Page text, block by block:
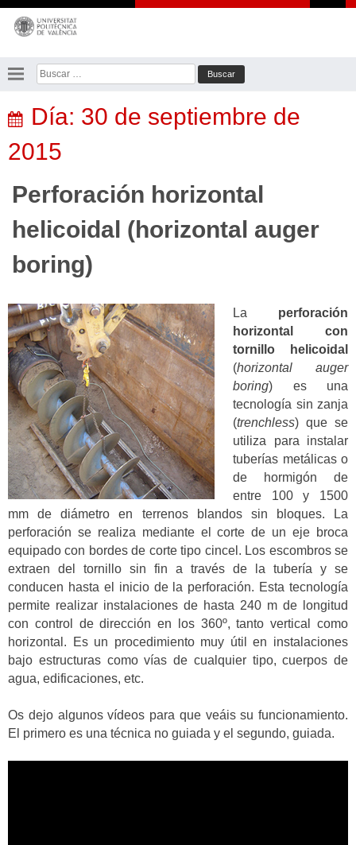
Saltar
contenido
Buscar:
Día: 30 de septiembre de
2015
Perforación horizontal
helicoidal (horizontal auger
boring)
La perforación
horizontal con
tornillo helicoidal
(horizontal auger
boring) es una
tecnología sin zanja
(trenchless) que se
utiliza para instalar
tuberías metálicas o
de hormigón de
entre 100 y 1500
mm de diámetro en terrenos blandos sin bloques. La
perforación se realiza mediante el corte de un eje broca
equipado con bordes de corte tipo cincel. Los escombros se
extraen del tornillo sin fin a través de la tubería y se
conducen hasta el inicio de la perforación. Esta tecnología
permite realizar instalaciones de hasta 240 m de longitud
con control de dirección en los 360º, tanto vertical como
horizontal. Es un procedimiento muy útil en instalaciones
bajo estructuras como vías de cualquier tipo, cuerpos de
agua, edificaciones, etc.
Os dejo algunos vídeos para que veáis su funcionamiento.
El primero es una técnica no guiada y el segundo, guiada.